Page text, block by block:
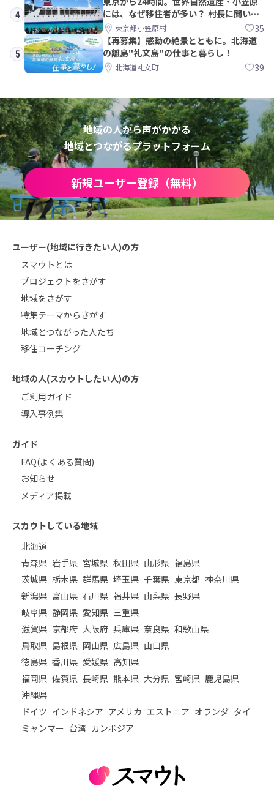
4
には、なぜ移住者が多い？ 村長に聞いて
みた東京都小笠原村 35
5
【再募集】感動の絶景とともに。北海道
の離島"礼文島"の仕事と暮らし！
北海道礼文町 39
地域の人から声がかかる
地域とつながるプラットフォーム
新規ユーザー登録（無料）
ユーザー(地域に行きたい人)の方
スマウトとは
プロジェクトをさがす
地域をさがす
特集テーマからさがす
地域とつながった人たち
移住コーチング
地域の人(スカウトしたい人)の方
ご利用ガイド
導入事例集
ガイド
FAQ(よくある質問)
お知らせ
メディア掲載
スカウトしている地域
北海道
青森県 岩手県 宮城県 秋田県 山形県 福島県
茨城県 栃木県 群馬県 埼玉県 千葉県 東京都 神奈川県
新潟県 富山県 石川県 福井県 山梨県 長野県
岐阜県 静岡県 愛知県 三重県
滋賀県 京都府 大阪府 兵庫県 奈良県 和歌山県
鳥取県 島根県 岡山県 広島県 山口県
徳島県 香川県 愛媛県 高知県
福岡県 佐賀県 長崎県 熊本県 大分県 宮崎県 鹿児島県
沖縄県
ドイツ インドネシア アメリカ エストニア オランダ タイ
ミャンマー 台湾 カンボジア